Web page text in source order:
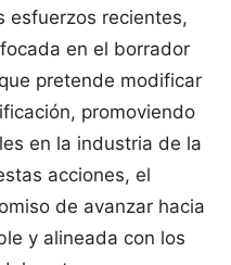
esfuerzos recientes,
en el borrador
pretende modificar
promoviendo
en la industria de la
acciones, el
de avanzar hacia
y alineada con los